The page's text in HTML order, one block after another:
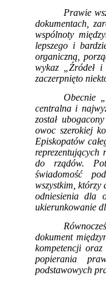
Prawie
dokumentach,
wspólnoty
lepszego i
orga­niczną,
wykaz „Źródeł
zaczerpnię­to
Obecnie
centralna i
został
owoc szerokiej
Episkopatów
reprezentujących
do rządów.
świadomość
wszystkim, którzy
odniesienia dla
ukierunko­wanie
dokument
kompetencji
popierania
podstawowych